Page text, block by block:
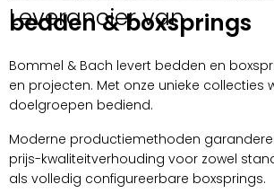
Leverancier van
bedden & boxsprings
Bommel & Bach levert bedden en
en projecten. Met onze unieke collecties
doelgroepen bediend.
Moderne productiemethoden
prijs-kwaliteitverhouding voor zowel
als volledig configureerbare boxsprings.